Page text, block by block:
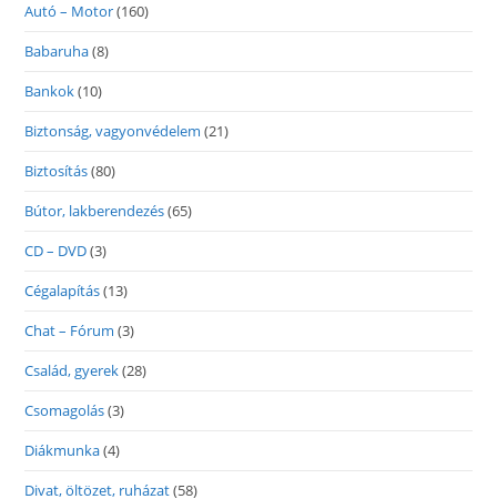
Autó – Motor(160)
Babaruha(8)
Bankok(10)
Biztonság, vagyonvédelem (21)
Biztosítás(80)
Bútor, lakberendezés(65)
CD – DVD(3)
Cégalapítás(13)
Chat – Fórum (3)
Család, gyerek(28)
Csomagolás(3)
Diákmunka(4)
Divat, öltözet, ruházat(58)